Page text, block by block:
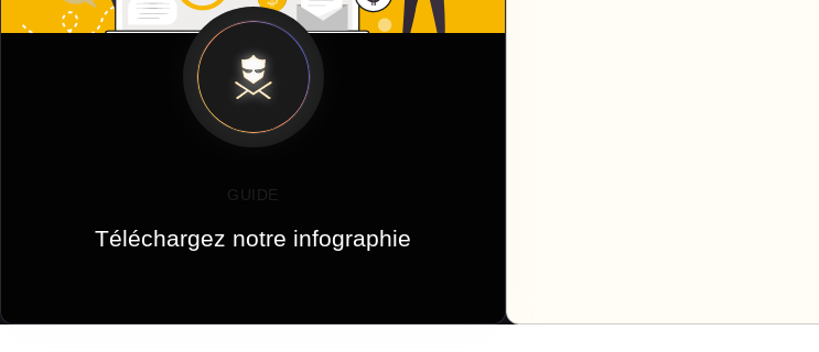
GUIDE
Téléchargez notre infographie